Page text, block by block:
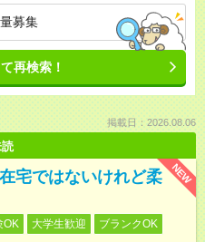
募集
再検索！
掲載日：2026.08.06
NEW
宅ではないけれど柔
OK 大学生歓迎 ブランクOK